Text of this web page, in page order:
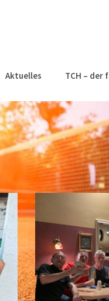
Aktuelles TCH – der